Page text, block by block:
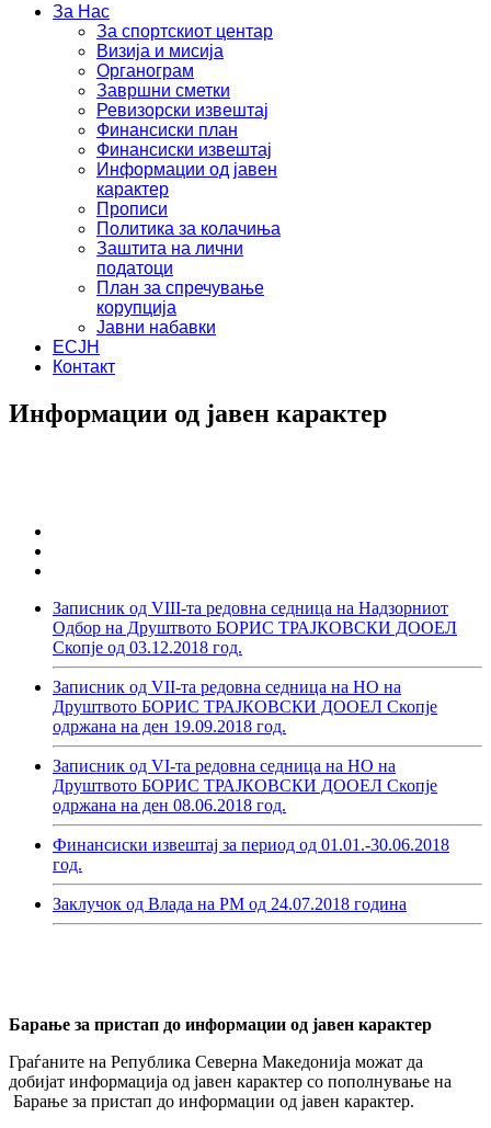
За Нас
За спортскиот центар
Визија и мисија
Органограм
Завршни сметки
Ревизорски извештај
Финансиски план
Финансиски извештај
Информации од јавен
карактер
Прописи
Политика за колачиња
Заштита на лични
податоци
План за спречување
корупција
Јавни набавки
ЕСЈН
Контакт
Информации од јавен карактер
Записник од VIII-та редовна седница на Надзорниот
Одбор на Друштвото БОРИС ТРАЈКОВСКИ ДООЕЛ
Скопје од 03.12.2018 год.
Записник од VII-та редовна седница на НО на
Друштвото БОРИС ТРАЈКОВСКИ ДООЕЛ Скопје
одржана на ден 19.09.2018 год.
Записник од VI-та редовна седница на НО на
Друштвото БОРИС ТРАЈКОВСКИ ДООЕЛ Скопје
одржана на ден 08.06.2018 год.
Финансиски извештај за период од 01.01.-30.06.2018
год.
Заклучок од Влада на РМ од 24.07.2018 година
Барање за пристап до информации од јавен карактер
Граѓаните на Република Северна Македонија можат да
добијат информација од јавен карактер со пополнување на
Барање за пристап до информации од јавен карактер.